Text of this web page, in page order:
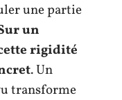
une partie
un
rigidité
. Un
transforme